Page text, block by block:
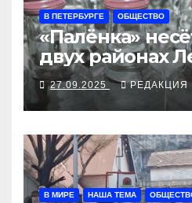
В ПЕТЕРБУРГЕ ОБЩЕСТВО
«Палёнка»
двух районах
27.09.2025 РЕДАКЦИЯ
В МИРЕ НАША ТЕМА